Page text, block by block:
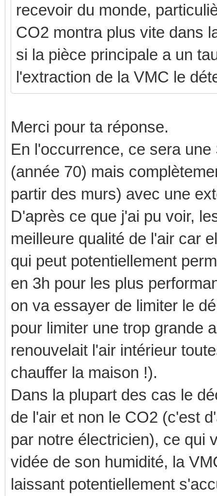
recevoir du monde,
CO2 montra plus vite dans
si la pièce principale a un
l'extraction de la VMC le
Merci pour ta réponse.
En l'occurrence, ce sera
(année 70) mais
partir des murs) avec une
D'après ce que j'ai pu voir,
meilleure qualité de l'air car
qui peut potentiellement
en 3h pour les plus
on va essayer de limiter le
pour limiter une trop grande
renouvelait l'air intérieur
chauffer la maison !).
Dans la plupart des cas le
de l'air et non le CO2 (c'est
par notre électricien), ce qui
vidée de son humidité, la
laissant potentiellement